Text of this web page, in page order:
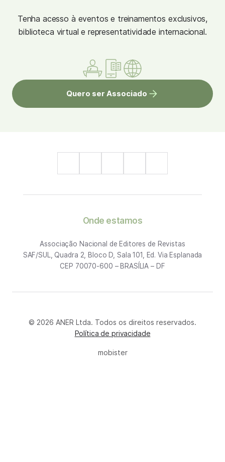
Tenha acesso à eventos e treinamentos exclusivos,
biblioteca virtual e representatividade internacional.
Quero ser Associado
Onde estamos
Associação Nacional de Editores de Revistas
SAF/SUL, Quadra 2, Bloco D, Sala 101, Ed. Via Esplanada
CEP 70070-600 – BRASÍLIA – DF
© 2026 ANER Ltda. Todos os direitos reservados.
Política de privacidade
mobister